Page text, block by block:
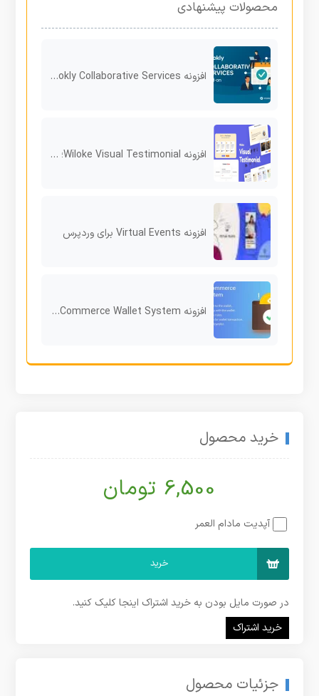
محصولات پیشنهادی
افزونه Bookly Collaborative Services برای رزرو هم‌زمان چند کارمند در یک خدمت
افزونه Wiloke Visual Testimonial؛ نمایش حرفه‌ای نظرات مشتریان در المنتور
افزونه Virtual Events برای وردپرس
افزونه WooCommerce Wallet System
خرید محصول
6,500 تومان
آپدیت مادام العمر
خرید
در صورت مایل بودن به خرید اشتراک اینجا کلیک کنید.
خرید اشتراک
جزئیات محصول